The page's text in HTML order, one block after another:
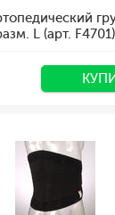
L (арт. F4701)